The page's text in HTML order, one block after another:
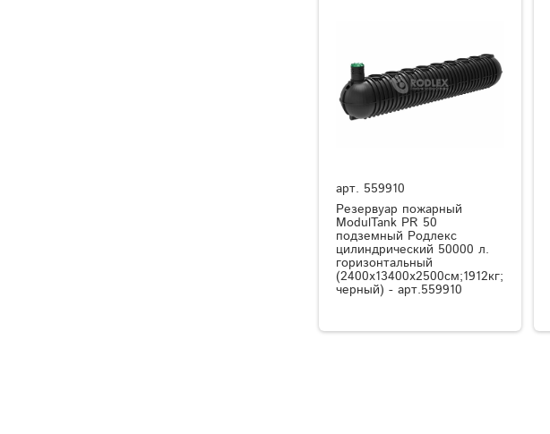
арт. 559910
Резервуар пожарный
ModulTank PR 50
подземный Родлекс
цилиндрический 50000 л.
горизонтальный
(2400x13400x2500см;1912кг;
черный) - арт.559910